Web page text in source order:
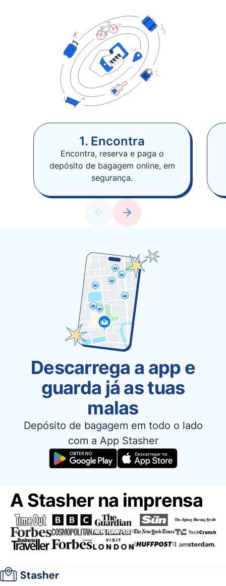
1. Encontra
Encontra, reserva e paga o
depósito de bagagem online, em
segurança.
Descarrega a app e
guarda já as tuas
malas
Depósito de bagagem em todo o lado
com a App Stasher
A Stasher na imprensa